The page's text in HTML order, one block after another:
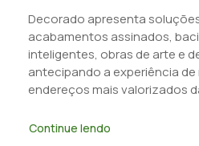
Decorado apresenta
acabamentos assinados,
inteligentes, obras de arte e
antecipando a experiência de
endereços mais valorizados
Continue lendo